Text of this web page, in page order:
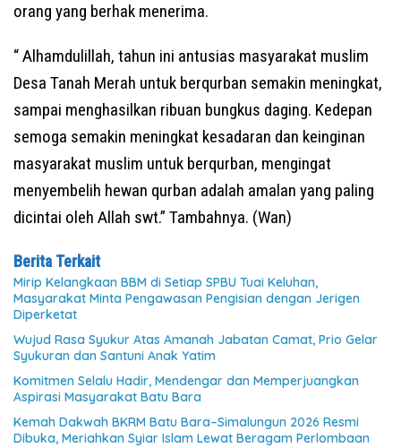
orang yang berhak menerima.
“ Alhamdulillah, tahun ini antusias masyarakat muslim
Desa Tanah Merah untuk berqurban semakin meningkat,
sampai menghasilkan ribuan bungkus daging. Kedepan
semoga semakin meningkat kesadaran dan keinginan
masyarakat muslim untuk berqurban, mengingat
menyembelih hewan qurban adalah amalan yang paling
dicintai oleh Allah swt.” Tambahnya. (Wan)
Berita Terkait
Mirip Kelangkaan BBM di Setiap SPBU Tuai Keluhan,
Masyarakat Minta Pengawasan Pengisian dengan Jerigen
Diperketat
Wujud Rasa Syukur Atas Amanah Jabatan Camat, Prio Gelar
Syukuran dan Santuni Anak Yatim
Komitmen Selalu Hadir, Mendengar dan Memperjuangkan
Aspirasi Masyarakat Batu Bara
Kemah Dakwah BKRM Batu Bara–Simalungun 2026 Resmi
Dibuka, Meriahkan Syiar Islam Lewat Beragam Perlombaan